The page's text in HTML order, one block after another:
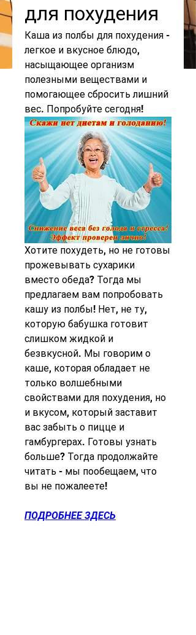
для похудения
Каша из полбы для похудения -
легкое и вкусное блюдо,
насыщающее организм
полезными веществами и
помогающее сбросить лишний
вес. Попробуйте сегодня!
Хотите похудеть, но не готовы
прожевывать сухарики
вместо обеда? Тогда мы
предлагаем вам попробовать
кашу из полбы! Нет, не ту,
которую бабушка готовит
слишком жидкой и
безвкусной. Мы говорим о
каше, которая обладает не
только волшебными
свойствами для похудения, но
и вкусом, который заставит
вас забыть о пицце и
гамбургерах. Готовы узнать
больше? Тогда продолжайте
читать - мы пообещаем, что
вы не пожалеете!
ПОДРОБНЕЕ ЗДЕСЬ